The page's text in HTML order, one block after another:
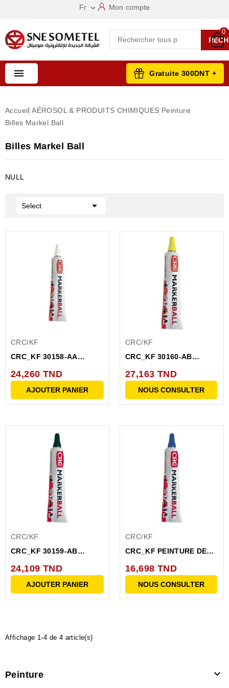
Fr  Mon compte
0
 Gratuite 300DNT +
Accueil AÉROSOL & PRODUITS CHIMIQUES Peinture
Billes Markel Ball
Billes Markel Ball
NULL
Select 
CRC/KF
CRC_KF 30158-AA
MARQUAGE...
24,260 TND
AJOUTER PANIER
CRC/KF
CRC_KF 30160-AB
MARQUAGE JAUNE...
27,163 TND
NOUS CONSULTER
CRC/KF
CRC_KF 30159-AB
MARQUAGE NOIRE...
24,109 TND
AJOUTER PANIER
CRC/KF
CRC_KF PEINTURE DE
A...
16,698 TND
NOUS CONSULTER
Affichage 1-4 de 4 article(s)
Peinture 